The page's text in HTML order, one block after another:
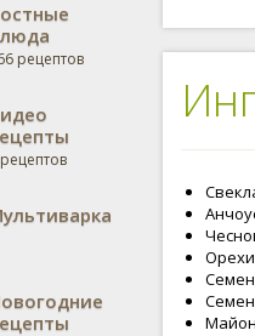
рецептов